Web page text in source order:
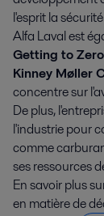
l'esprit la
Alfa Laval est
Getting to Zero
Kinney Møller
concentre sur
De plus,
l'industrie pour
comme
ses ressources
En savoir plus
en matière de